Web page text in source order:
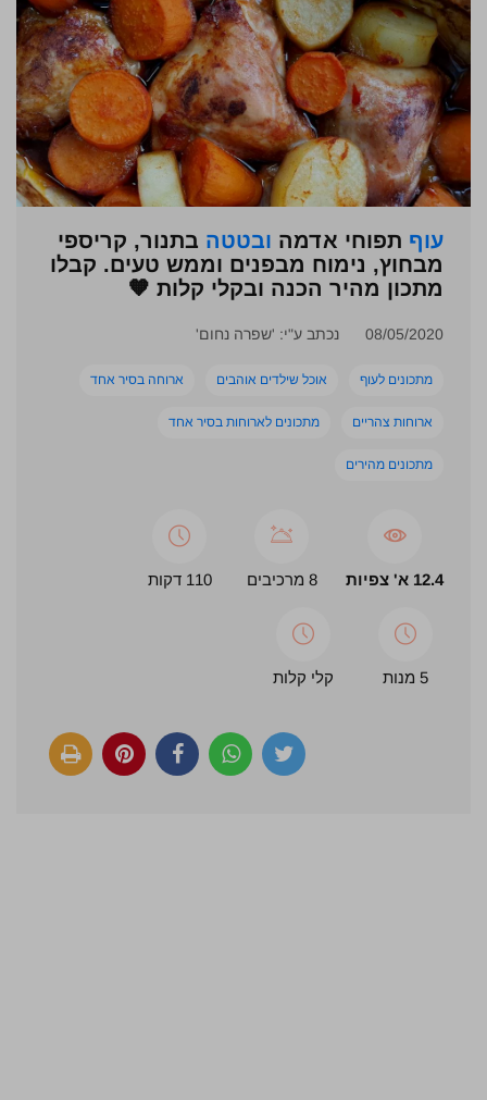
עוף תפוחי אדמה ובטטה בתנור, קריספי
מבחוץ, נימוח מבפנים וממש טעים. קבלו
מתכון מהיר הכנה ובקלי קלות 🧡
08/05/2020 נכתב ע"י: 'שפרה נחום'
מתכונים לעוף אוכל שילדים אוהבים ארוחה בסיר אחד
ארוחות צהריים מתכונים לארוחות בסיר אחד
מתכונים מהירים
12.4 א' צפיות 8 מרכיבים 110 דקות
5 מנות קלי קלות